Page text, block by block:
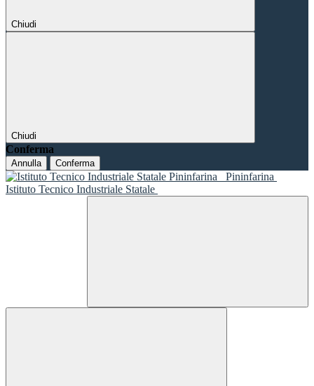
Chiudi
Chiudi
Conferma
Annulla Conferma
Pininfarina
Istituto Tecnico Industriale Statale